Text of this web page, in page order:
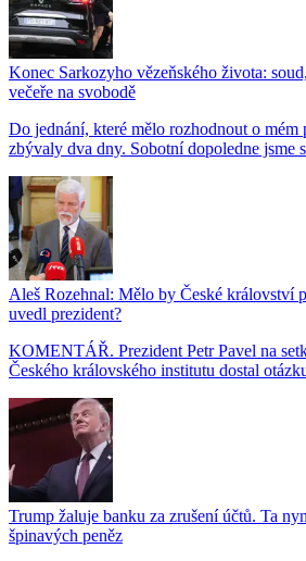
Konec Sarkozyho vězeňského života:
večeře na svobodě
Do jednání, které mělo rozhodnout o mém
zbývaly dva dny. Sobotní dopoledne jsme
Aleš Rozehnal: Mělo by České království
uvedl prezident?
KOMENTÁŘ. Prezident Petr Pavel na
Českého královského institutu dostal
Trump žaluje banku za zrušení účtů. Ta
špinavých peněz